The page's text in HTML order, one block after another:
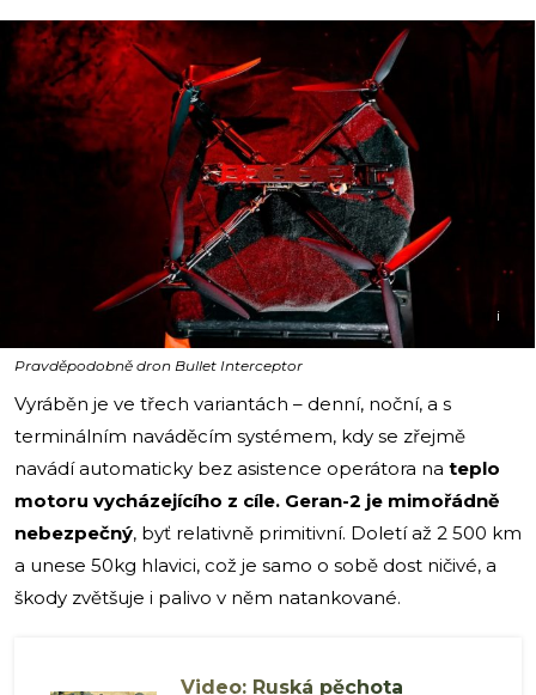
i
Pravděpodobně dron Bullet Interceptor
Vyráběn je ve třech variantách – denní, noční, a s
terminálním naváděcím systémem, kdy se zřejmě
navádí automaticky bez asistence operátora na teplo
motoru vycházejícího z cíle. Geran-2 je mimořádně
nebezpečný, byť relativně primitivní. Doletí až 2 500 km
a unese 50kg hlavici, což je samo o sobě dost ničivé, a
škody zvětšuje i palivo v něm natankované.
Video: Ruská pěchota